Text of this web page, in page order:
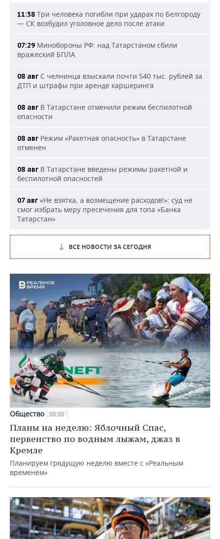
11:38 Три человека погибли при ударах по Белгороду
— СК возбудил уголовное дело после атаки
07:29 Минобороны РФ: над Татарстаном сбили
вражеский БПЛА
08 авг С челнинца взыскали почти 540 тыс. рублей за
ДТП и штрафы при аренде каршеринга
08 авг В Татарстане отменили режим беспилотной
опасности
08 авг Режим «Ракетная опасность» в Татарстане
отменен
08 авг В Татарстане введены режимы ракетной и
беспилотной опасностей
07 авг «Не взятка, а возмещение расходов!»: суд не
смог избрать меру пресечения для топа «Банка
Татарстан»
ВСЕ НОВОСТИ ЗА СЕГОДНЯ
Общество 00:00
Планы на неделю: Яблочный Спас,
первенство по водным лыжам, джаз в
Кремле
Планируем грядущую неделю вместе с «Реальным
временем»